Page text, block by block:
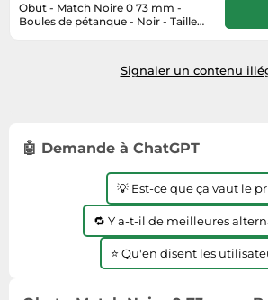
Taille-haies
Textiles de maison
Tronçonneuses
Informatique
Jeux électroniques
Médias
Objectifs photo
Ordinateurs portables
Plaques de cuisson
Vélos
Vêtements de sport
Obut - Match Noire 0 73 mm -
Boules de pétanque - Noir - Taille
Signaler un contenu
🤖 Demande à ChatGPT
💡 Est-ce que ça vaut le
🔁 Y a-t-il de meilleures
⭐ Qu'en disent les